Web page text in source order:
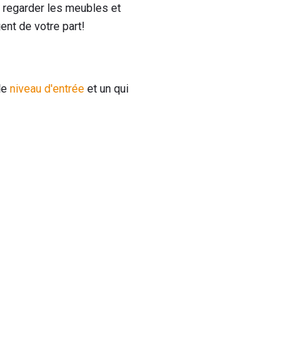
les meubles et
de votre part!
niveau d'entrée et un qui